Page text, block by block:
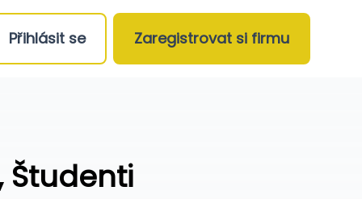
Přihlásit se Zaregistrovat si firmu
Študenti